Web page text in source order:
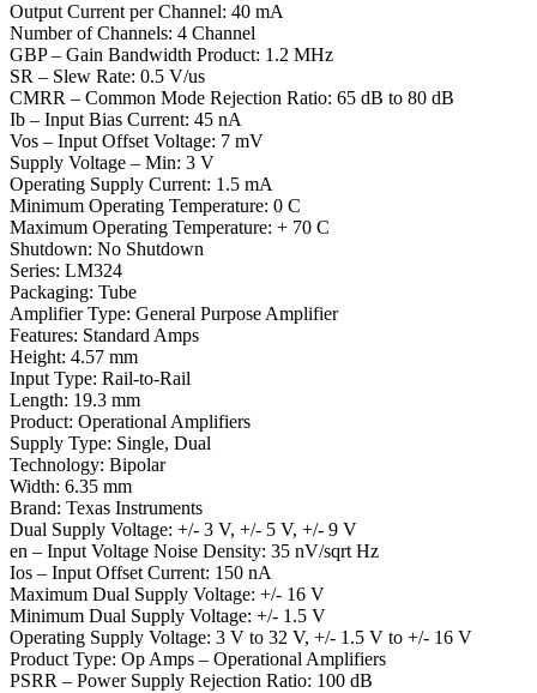
Output Current per Channel: 40 mA
Number of Channels: 4 Channel
GBP – Gain Bandwidth Product: 1.2 MHz
SR – Slew Rate: 0.5 V/us
CMRR – Common Mode Rejection Ratio: 65 dB to 80 dB
Ib – Input Bias Current: 45 nA
Vos – Input Offset Voltage: 7 mV
Supply Voltage – Min: 3 V
Operating Supply Current: 1.5 mA
Minimum Operating Temperature: 0 C
Maximum Operating Temperature: + 70 C
Shutdown: No Shutdown
Series: LM324
Packaging: Tube
Amplifier Type: General Purpose Amplifier
Features: Standard Amps
Height: 4.57 mm
Input Type: Rail-to-Rail
Length: 19.3 mm
Product: Operational Amplifiers
Supply Type: Single, Dual
Technology: Bipolar
Width: 6.35 mm
Brand: Texas Instruments
Dual Supply Voltage: +/- 3 V, +/- 5 V, +/- 9 V
en – Input Voltage Noise Density: 35 nV/sqrt Hz
Ios – Input Offset Current: 150 nA
Maximum Dual Supply Voltage: +/- 16 V
Minimum Dual Supply Voltage: +/- 1.5 V
Operating Supply Voltage: 3 V to 32 V, +/- 1.5 V to +/- 16 V
Product Type: Op Amps – Operational Amplifiers
PSRR – Power Supply Rejection Ratio: 100 dB